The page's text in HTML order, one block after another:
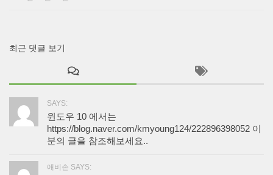
최근 댓글 보기
SAYS:
윈도우 10 에서는
https://blog.naver.com/kmyoung124/222896398052 이
분의 글을 참조해보세요..
애비손 SAYS: